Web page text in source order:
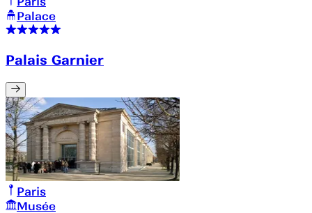
Palace
Palais Garnier
Paris
Musée